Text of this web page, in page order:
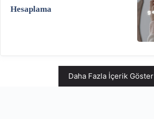
Hesaplama
Daha Fazla İçerik Göster